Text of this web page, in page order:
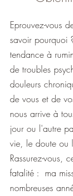
Eprouvez-vous
savoir pourquoi
tendance à
de troubles
douleurs
de vous et de
nous arrive à
jour ou l'autre
vie, le doute ou
Rassurez-vous,
fatalité : ma
nombreuses